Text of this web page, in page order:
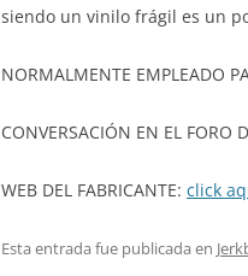
siendo un vinilo frágil es un
NORMALMENTE EMPLEADO
CONVERSACIÓN EN EL FORO
WEB DEL FABRICANTE: click
Esta entrada fue publicada en